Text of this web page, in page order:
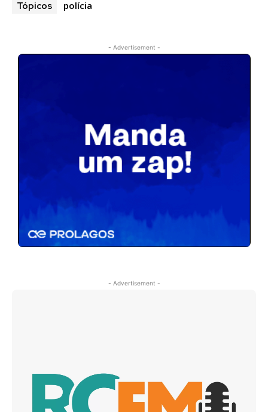
Tópicos polícia
- Advertisement -
- Advertisement -